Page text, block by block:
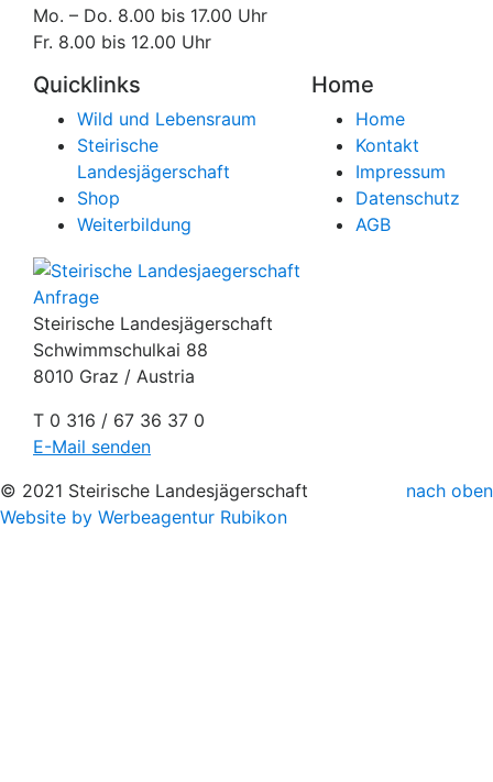
Mo. – Do. 8.00 bis 17.00 Uhr
Fr. 8.00 bis 12.00 Uhr
Quicklinks
Wild und Lebensraum
Steirische
Landesjägerschaft
Shop
Weiterbildung
Home
Home
Kontakt
Impressum
Datenschutz
AGB
Anfrage
Steirische Landesjägerschaft
Schwimmschulkai 88
8010 Graz / Austria
T 0 316 / 67 36 37 0
E-Mail senden
© 2021 Steirische Landesjägerschaft
nach oben
Website by Werbeagentur Rubikon